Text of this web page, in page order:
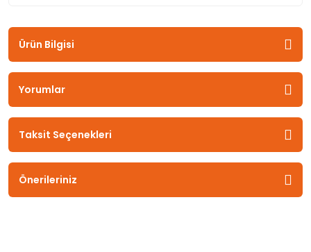
Ürün Bilgisi
Yorumlar
Taksit Seçenekleri
Önerileriniz